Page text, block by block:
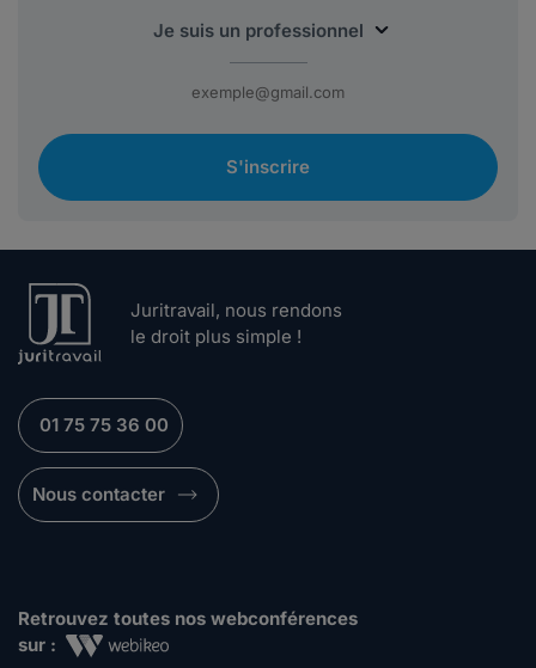
S'inscrire
Juritravail, nous rendons
le droit plus simple !
01 75 75 36 00
Nous contacter
Retrouvez toutes nos webconférences
sur :